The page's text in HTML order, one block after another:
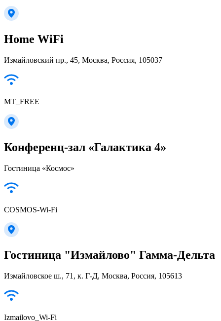
Home WiFi
Измайловский пр., 45, Москва, Россия, 105037
MT_FREE
Конференц-зал «Галактика 4»
Гостиница «Космос»
COSMOS-Wi-Fi
Гостиница "Измайлово" Гамма-Дельта
Измайловское ш., 71, к. Г-Д, Москва, Россия, 105613
Izmailovo_Wi-Fi